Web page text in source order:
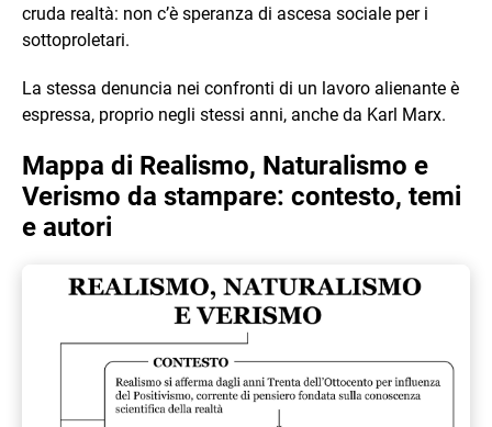
cruda realtà: non c’è speranza di ascesa sociale per i
sottoproletari.
La stessa denuncia nei confronti di un lavoro alienante è
espressa, proprio negli stessi anni, anche da Karl Marx.
Mappa di Realismo, Naturalismo e
Verismo da stampare: contesto, temi
e autori